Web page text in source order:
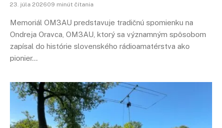
23. júla 202609 minút čítania
Memoriál OM3AU predstavuje tradičnú spomienku na
Ondreja Oravca, OM3AU, ktorý sa významným spôsobom
zapísal do histórie slovenského rádioamatérstva ako
pionier…